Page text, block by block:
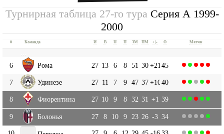
Турнирная таблица 27-го тура Серия А 1999-
2000
# Команда И В Н П ЗМ ПМ +|- О Матчи
6
Рома 27 13 6 8 51 30+2145
7 Удинезе 27 11 7 9 47 37+1040
8 Фиорентина 27 10 9 8 32 31 +1 39
9 Болонья 27 8 10 9 23 26 -3 34